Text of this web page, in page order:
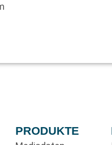
PRODUKTE